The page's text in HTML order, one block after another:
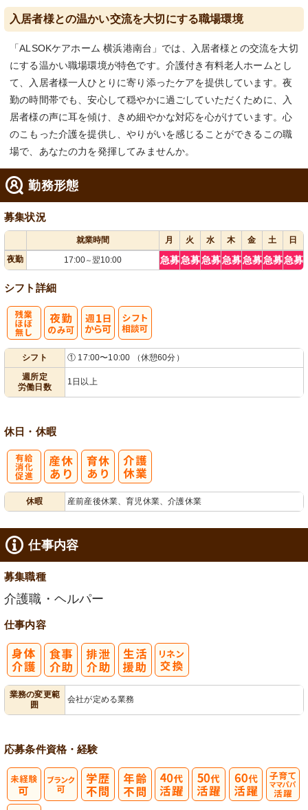
入居者様との温かい交流を大切にする職場環境
「ALSOKケアホーム 横浜港南台」では、入居者様との交流を大切
にする温かい職場環境が特色です。介護付き有料老人ホームとし
て、入居者様一人ひとりに寄り添ったケアを提供しています。夜
勤の時間帯でも、安心して穏やかに過ごしていただくために、入
居者様の声に耳を傾け、きめ細やかな対応を心がけています。心
のこもった介護を提供し、やりがいを感じることができるこの職
場で、あなたの力を発揮してみませんか。
勤務形態
募集状況
就業時間 月 火 水 木 金 土
日
夜勤
17:00～翌10:00 急募急募急募急募急募急募急募
シフト詳細
シフト
① 17:00〜10:00 （休憩60分）
週所定
労働日数
1日以上
休日・休暇
休暇 産前産後休業、育児休業、介護休業
仕事内容
募集職種
介護職・ヘルパー
仕事内容
業務の変更範
囲
会社が定める業務
応募条件資格・経験